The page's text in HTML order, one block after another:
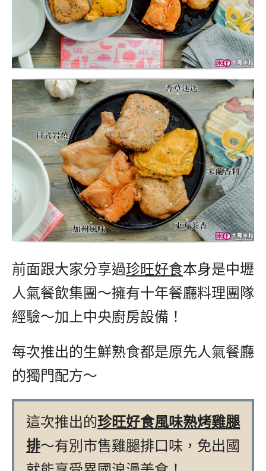
前面跟大家分享過珍旺好食本身是中壢
人氣餐飲集團～擁有十年餐廳料理團隊
經驗～加上中央廚房設備！
每次推出的生鮮熟食都是原先人氣餐廳
的獨門配方～
這次推出的珍旺好食風味熟烤雞腿
排～有別市售雞腿排口味，免出國